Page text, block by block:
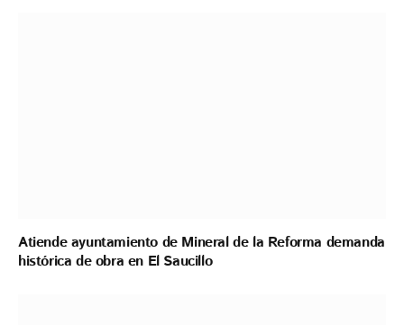
Atiende ayuntamiento de Mineral de la Reforma demanda
histórica de obra en El Saucillo